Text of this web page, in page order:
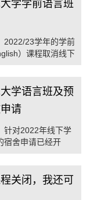
学学前语言班
2022/23学年的学前
）课程取消线下
学语言班及预
请
针对2022年线下学
宿舍申请已经开
关闭，我还可